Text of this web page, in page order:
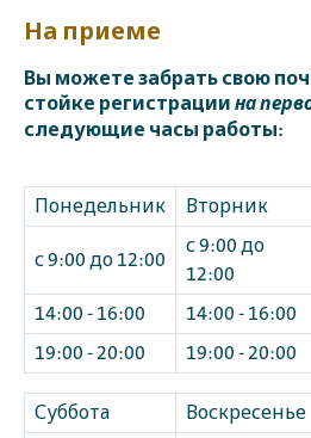
На приеме
Вы можете забрать свою
стойке регистрации на
следующие часы работы:
Понедельник Вторник
с 9:00 до 12:00
с 9:00 до
12:00
14:00 - 16:00
14:00 - 16:00
19:00 - 20:00
19:00 - 20:00
Суббота Воскресенье